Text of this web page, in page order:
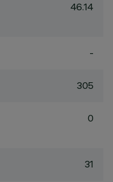
46.14
-
305
0
31